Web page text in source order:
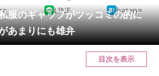
服のギャップがツッコミの的に
あまりにも雄弁
LINE hatena
目次を表示